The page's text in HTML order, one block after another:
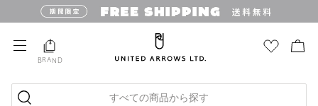
BRAND
すべての商品から探す